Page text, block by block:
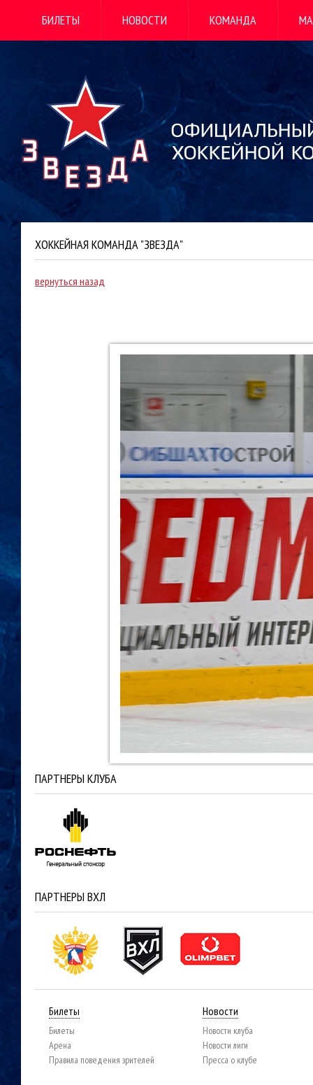
БИЛЕТЫ НОВОСТИ КОМАНДА
ХОККЕЙНАЯ КОМАНДА "ЗВЕЗДА"
вернуться назад
ПАРТНЕРЫ КЛУБА
ПАРТНЕРЫ ВХЛ
Билеты
Билеты
Арена
Правила поведения зрителей
Новости
Новости клуба
Новости лиги
Пресса о клубе